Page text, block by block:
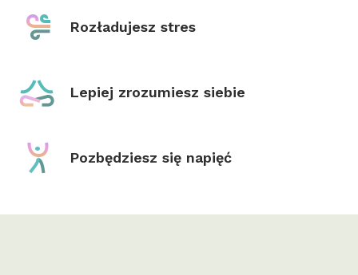
Rozładujesz stres
Lepiej zrozumiesz siebie
Pozbędziesz się napięć